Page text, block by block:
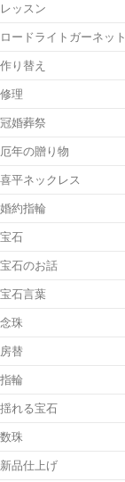
レッスン
ロードライトガーネット
作り替え
修理
冠婚葬祭
厄年の贈り物
喜平ネックレス
婚約指輪
宝石
宝石のお話
宝石言葉
念珠
房替
指輪
揺れる宝石
数珠
新品仕上げ